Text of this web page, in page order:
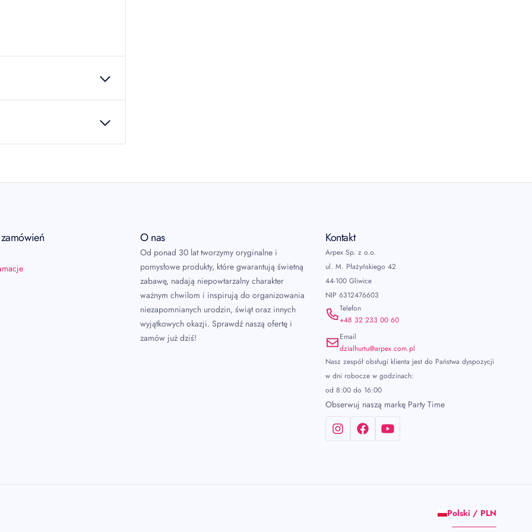
O nas
Od ponad 30 lat tworzymy oryginalne i
pomysłowe produkty, które gwarantują świetną
zabawę, nadają niepowtarzalny charakter
ważnym chwilom i inspirują do organizowania
niezapomnianych urodzin, świąt oraz innych
wyjątkowych okazji. Sprawdź naszą ofertę i
zamów już dziś!
Kontakt
Arpex Sp. z o.o.
ul. M. Płażyńskiego 42
44-100 Gliwice
NIP 6312476603
Telefon
+48 32 233 00 60
Email
dzialhurtu@arpex.com.pl
Nasz zespół obsługi klienta jest do Państwa dyspozycji
w dni robocze w godzinach:
od 8:00 do 16:00
Obserwuj naszą markę Party Time
Polski / PLN